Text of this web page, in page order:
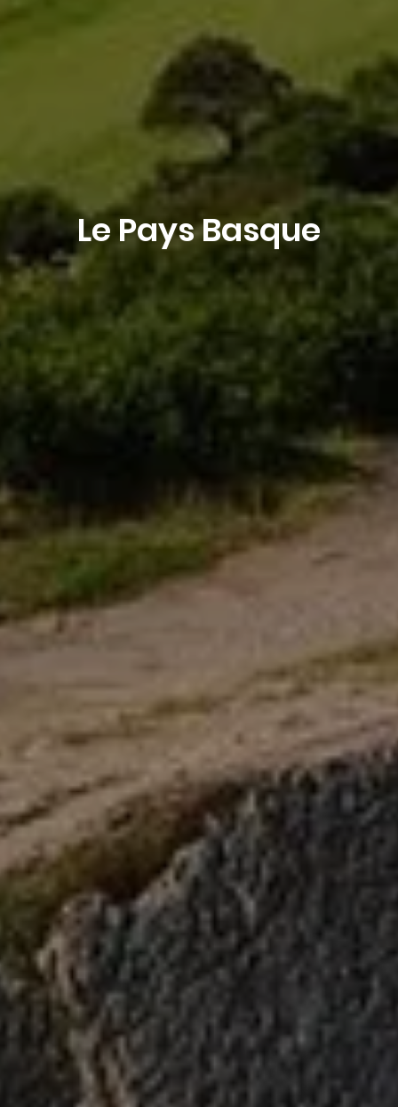
Réserver
Le Pays Basque